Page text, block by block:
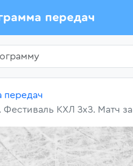
передач
передач
Фестиваль КХЛ ЗхЗ. Матч